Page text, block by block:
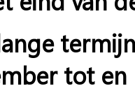
termijn
tot